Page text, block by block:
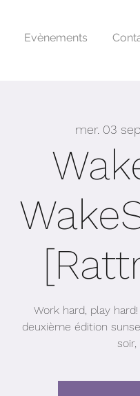
Evènements
mer. 03
Work hard, play
deuxième édition
soir,